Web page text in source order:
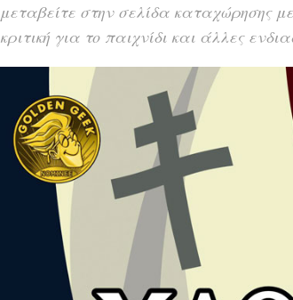
μεταβείτε στην σελίδα καταχώρησης
κριτική για το παιχνίδι και άλλες